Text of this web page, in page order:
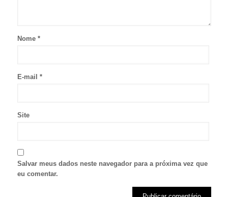
Nome *
E-mail *
Site
Salvar meus dados neste navegador para a próxima vez que
eu comentar.